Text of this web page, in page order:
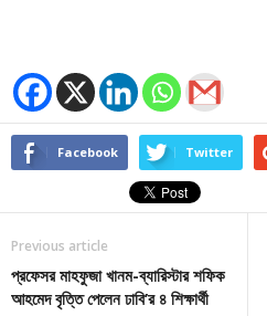
Facebook Twitter
Previous article
প্রফেসর মাহফুজা খানম-ব্যারিস্টার শফিক
আহমেদ বৃত্তি পেলেন ঢাবি’র ৪ শিক্ষার্থী